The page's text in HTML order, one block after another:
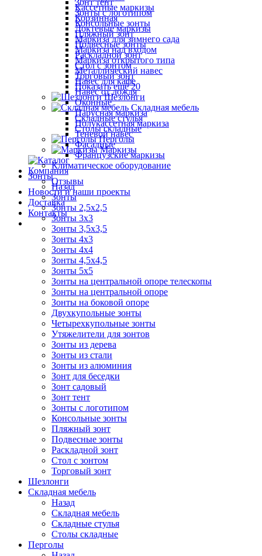
Зонт тент
Зонты с логотипом
Консольные зонты
Пляжный зонт
Подвесные зонты
Раскладной зонт
Стол с зонтом
Торговый зонт
Показать ещё 20
Шезлонги
Складная мебель
Складные стулья
Столы складные
Перголы
Маркизы
Компания
Отзывы
Новости и наши проекты
Доставка
Контакты
Кассетные маркизы
Корзинная
Локтевые маркизы
Маркиза для зимнего сада
Маркиза над входом
Маркиза открытого типа
Металлический навес
Навес для кафе
Навес от дождя
Оконные
Парусная маркиза
Полукассетная маркиза
Теневой навес
Фасадные
Французские маркизы
Климатическое оборудование
Зонты
Назад
Зонты
Зонты 2,5х2,5
Зонты 3х3
Зонты 3,5х3,5
Зонты 4х3
Зонты 4х4
Зонты 4,5х4,5
Зонты 5х5
Зонты на центральной опоре телескопы
Зонты на центральной опоре
Зонты на боковой опоре
Двухкупольные зонты
Четырехкупольные зонты
Утяжелители для зонтов
Зонты из дерева
Зонты из стали
Зонты из алюминия
Зонт для беседки
Зонт садовый
Зонт тент
Зонты с логотипом
Консольные зонты
Пляжный зонт
Подвесные зонты
Раскладной зонт
Стол с зонтом
Торговый зонт
Шезлонги
Складная мебель
Назад
Складная мебель
Складные стулья
Столы складные
Перголы